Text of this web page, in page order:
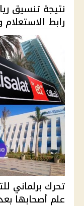
نتيجة تنسيق
رابط
تحرك
علم أصحابها